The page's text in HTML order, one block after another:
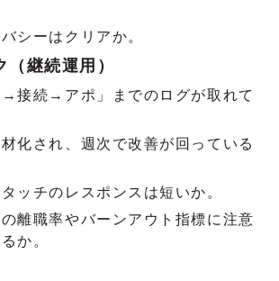
シーはクリアか。
継続運用）
→接続→アポ」までのログが取れて
化され、週次で改善が回っている
ッチのレスポンスは短いか。
離職率やバーンアウト指標に注意
か。